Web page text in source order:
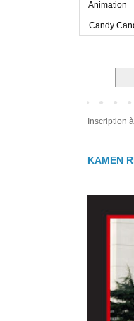
Animation
Candy
Inscription
KAMEN